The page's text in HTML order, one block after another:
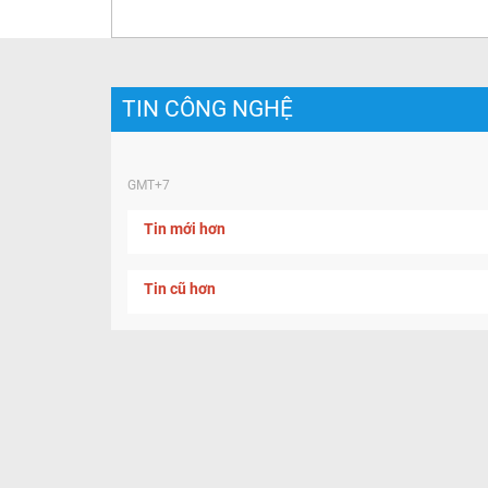
TIN CÔNG NGHỆ
GMT+7
Tin mới hơn
Tin cũ hơn